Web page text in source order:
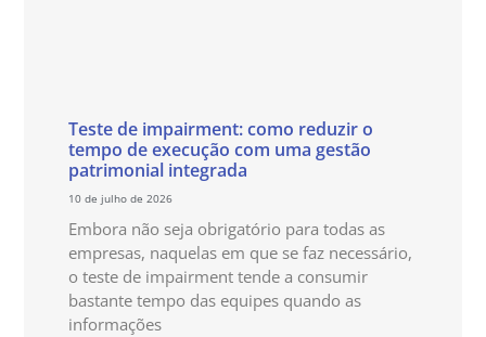
Teste de impairment: como reduzir o
tempo de execução com uma gestão
patrimonial integrada
10 de julho de 2026
Embora não seja obrigatório para todas as
empresas, naquelas em que se faz necessário,
o teste de impairment tende a consumir
bastante tempo das equipes quando as
informações